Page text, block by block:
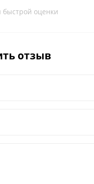
быстрой оценки
отзыв